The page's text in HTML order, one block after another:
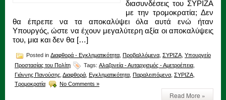
διασυνδέσεις του ΣΥΡΙΖΑ
με την τρομοκρατία; Δεν
θα έπρεπε να τα αποκαλύψει όλα αυτά ενώ ήταν
Υπουργός, ώστε να έχουν μεγαλύτερη αξία οι αποκαλύψεις
του, μια και δεν θα […]
Posted in Διαφθορά - Εγκληματικότητα Προβαλλόμενα ΣΥΡΙΖΑ Υπουργείο
Προστασίας του Πολίτη
Tags: Αλαζονεία - Αυταρχισμός - Αμετροέπεια
Γιάννης Πανούσης Διαφθορά Εγκληματικότητα Παραλειπόμενα ΣΥΡΙΖΑ
Τρομοκρατία
No Comments »
Read More »